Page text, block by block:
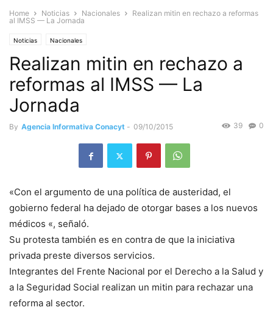
Home Noticias Nacionales
Realizan mitin en rechazo a reformas
al IMSS — La Jornada
Noticias Nacionales
Realizan mitin en rechazo a
reformas al IMSS — La
Jornada
By Agencia Informativa Conacyt - 09/10/2015 0
39
«Con el argumento de una política de austeridad, el
gobierno federal ha dejado de otorgar bases a los nuevos
médicos «, señaló.
Su protesta también es en contra de que la iniciativa
privada preste diversos servicios.
Integrantes del Frente Nacional por el Derecho a la Salud y
a la Seguridad Social realizan un mitin para rechazar una
reforma al sector.